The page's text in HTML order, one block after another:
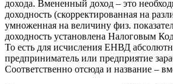
дохода. Вмененный доход – это
доходность (скорректированная на
умноженная на величину физ.
доходность установлена Налоговым
То есть для исчисления ЕНВД
предприниматель или предприятие
Соответственно отсюда и название –